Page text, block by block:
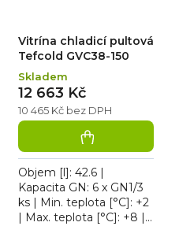
Vitrína chladicí pultová
Tefcold GVC38-150
Skladem
10 465 Kč bez DPH
12 663 Kč
Objem [l]: 42.6 |
Kapacita GN: 6 x GN1/3
ks | Min. teplota [°C]: +2
| Max. teplota [°C]: +8 |